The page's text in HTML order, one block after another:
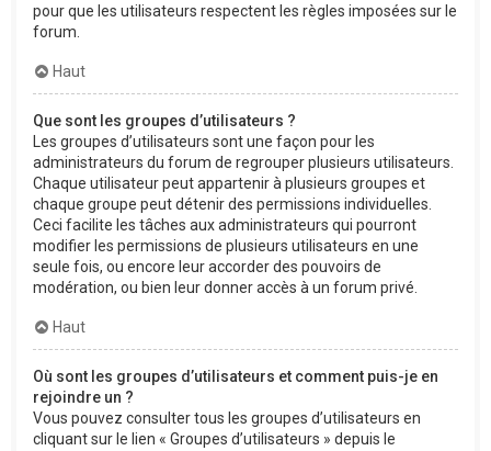
pour que les utilisateurs respectent les règles imposées sur le
forum.
Haut
Que sont les groupes d’utilisateurs ?
Les groupes d’utilisateurs sont une façon pour les
administrateurs du forum de regrouper plusieurs utilisateurs.
Chaque utilisateur peut appartenir à plusieurs groupes et
chaque groupe peut détenir des permissions individuelles.
Ceci facilite les tâches aux administrateurs qui pourront
modifier les permissions de plusieurs utilisateurs en une
seule fois, ou encore leur accorder des pouvoirs de
modération, ou bien leur donner accès à un forum privé.
Haut
Où sont les groupes d’utilisateurs et comment puis-je en
rejoindre un ?
Vous pouvez consulter tous les groupes d’utilisateurs en
cliquant sur le lien « Groupes d’utilisateurs » depuis le